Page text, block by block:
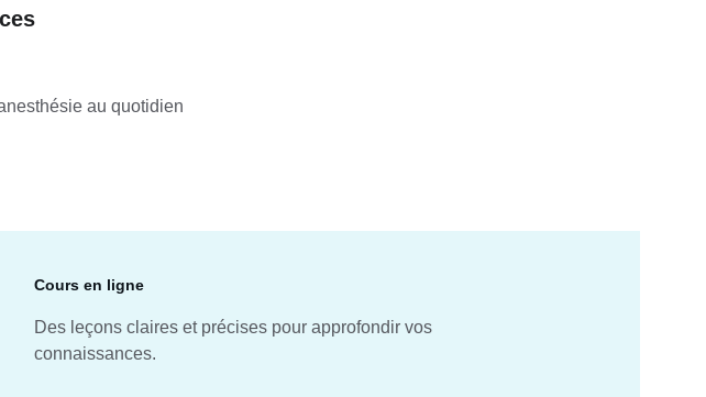
au quotidien
Cours en ligne
Des leçons claires et précises pour approfondir vos
connaissances.